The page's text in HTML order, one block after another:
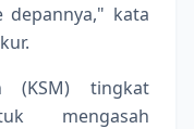
kata
(KSM) tingkat
mengasah